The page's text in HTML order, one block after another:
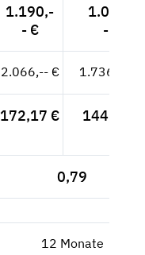
1.190,-
- €
1.000,-
- €
2.066,-- € 1.736,13 €
172,17 € 144,68 €
0,79
12 Monate